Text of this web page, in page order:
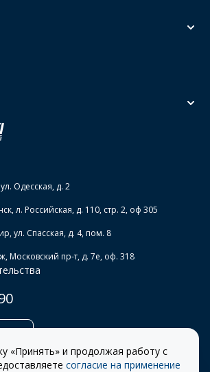
ул. Одесская, д. 2
,л. Российская, д. 110, стр. 2, оф 305
,ул. Спасская, д. 4, пом. 8
,Московский пр-т, д. 7е, оф. 318
«Принять» и продолжая работу с
согласие на применение